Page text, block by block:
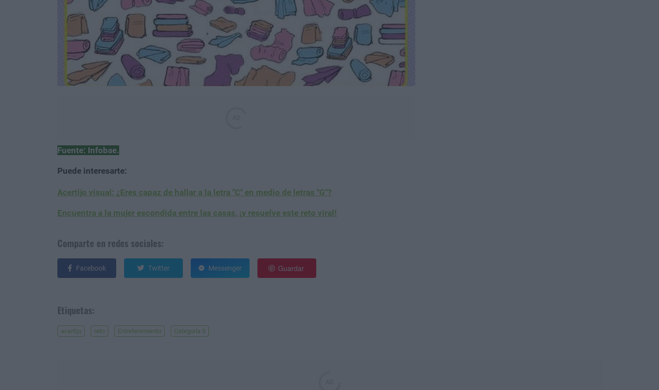
Fuente: Infobae.
Puede interesarte:
Acertijo visual: ¿Eres capaz de hallar a la letra "C" en medio de letras "G"?
Encuentra a la mujer escondida entre las casas, ¡y resuelve este reto viral!
Comparte en redes sociales:
Facebook Twitter Messenger Guardar
Etiquetas:
acertijo reto Entretenimiento Categoría 5